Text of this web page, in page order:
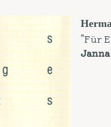
”Für
Janna